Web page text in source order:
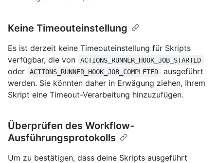
Keine Timeouteinstellung
Es ist derzeit keine Timeouteinstellung für Skripts
verfügbar, die von
ACTIONS_RUNNER_HOOK_JOB_STARTED
oder ACTIONS_RUNNER_HOOK_JOB_COMPLETED
ausgeführt
werden. Sie könnten daher in Erwägung ziehen, Ihrem
Skript eine Timeout-Verarbeitung hinzuzufügen.
Überprüfen des Workflow-
Ausführungsprotokolls
Um zu bestätigen, dass deine Skripts ausgeführt